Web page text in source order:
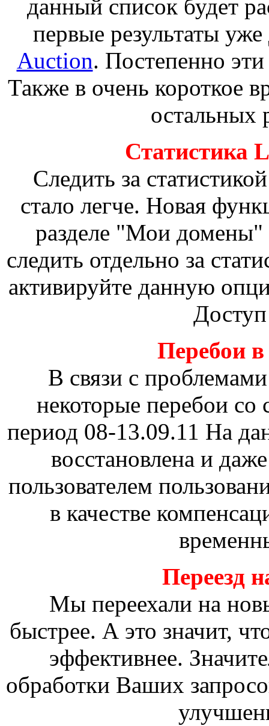
данный список будет
первые результаты
Auction. Постепенно
Также в очень короткое
остальных
Статистика
Следить за
стало легче. Новая
разделе "Мои домены"
следить отдельно за
активируйте данную
Перебои в
В связи с
некоторые перебои со
период 08-13.09.11 На
восстановлена и
пользователем
в качестве
Переезд
Мы переехали на
быстрее. А это значит,
эффективнее.
обработки Ваших